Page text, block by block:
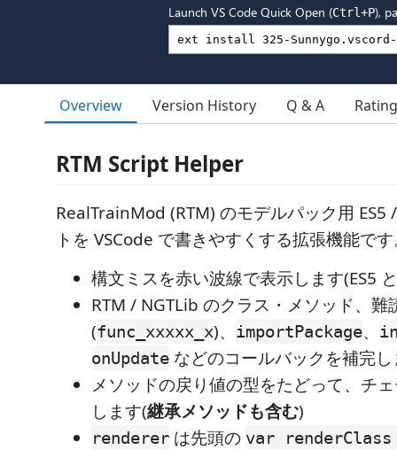
Launch VS Code Quick Open (Ctrl+P),
Overview Version History Q & A
RTM Script Helper
RealTrainMod (RTM) のモデルパック用 ES5
トを VSCode で書きやすくする拡張機能で
構文ミスを赤い波線で表示します(ES5
RTM / NGTLib のクラス・メソッド、難
(func_xxxxx_x)、 importPackage、
onUpdate などのコールバックを補完
メソッドの戻り値の型をたどって、チ
します(継承メソッドも含む)
renderer は先頭の var